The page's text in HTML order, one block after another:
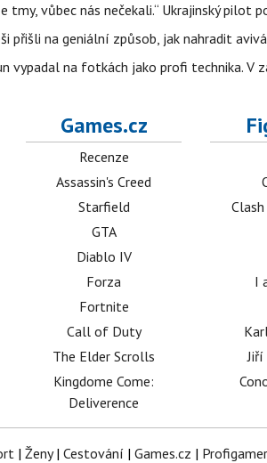
tmy, vůbec nás nečekali.“ Ukrajinský pilot
přišli na geniální způsob, jak nahradit
vypadal na fotkách jako profi technika. V
Games.cz
Recenze
Assassin's Creed
Starfield
GTA
Diablo IV
Forza
Fortnite
Call of Duty
The Elder Scrolls
Kingdome Come:
Deliverence
I
Jiří
| Ženy| Cestování | Games.cz |